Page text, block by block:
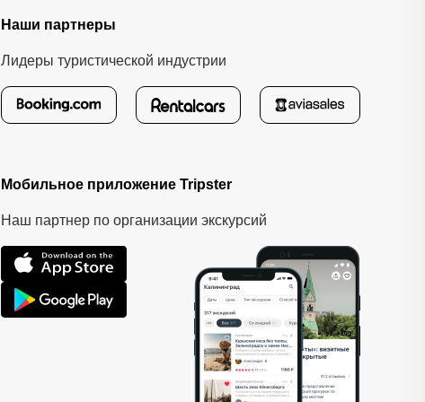
Наши партнеры
Лидеры туристической индустрии
Мобильное приложение Tripster
Наш партнер по организации экскурсий